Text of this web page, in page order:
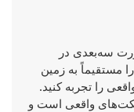
سه‌بعدی در
مستقیماً به زمین
را تجربه کنید.
واقعی است و